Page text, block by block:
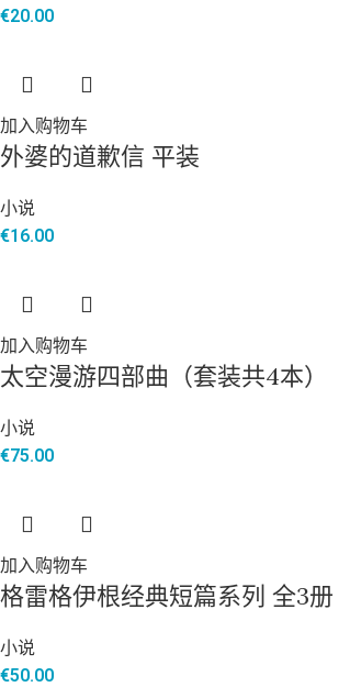
€20.00
加入购物车
外婆的道歉信 平装
小说
€16.00
加入购物车
太空漫游四部曲（套装共4本）
小说
€75.00
加入购物车
格雷格伊根经典短篇系列 全3册
小说
€50.00